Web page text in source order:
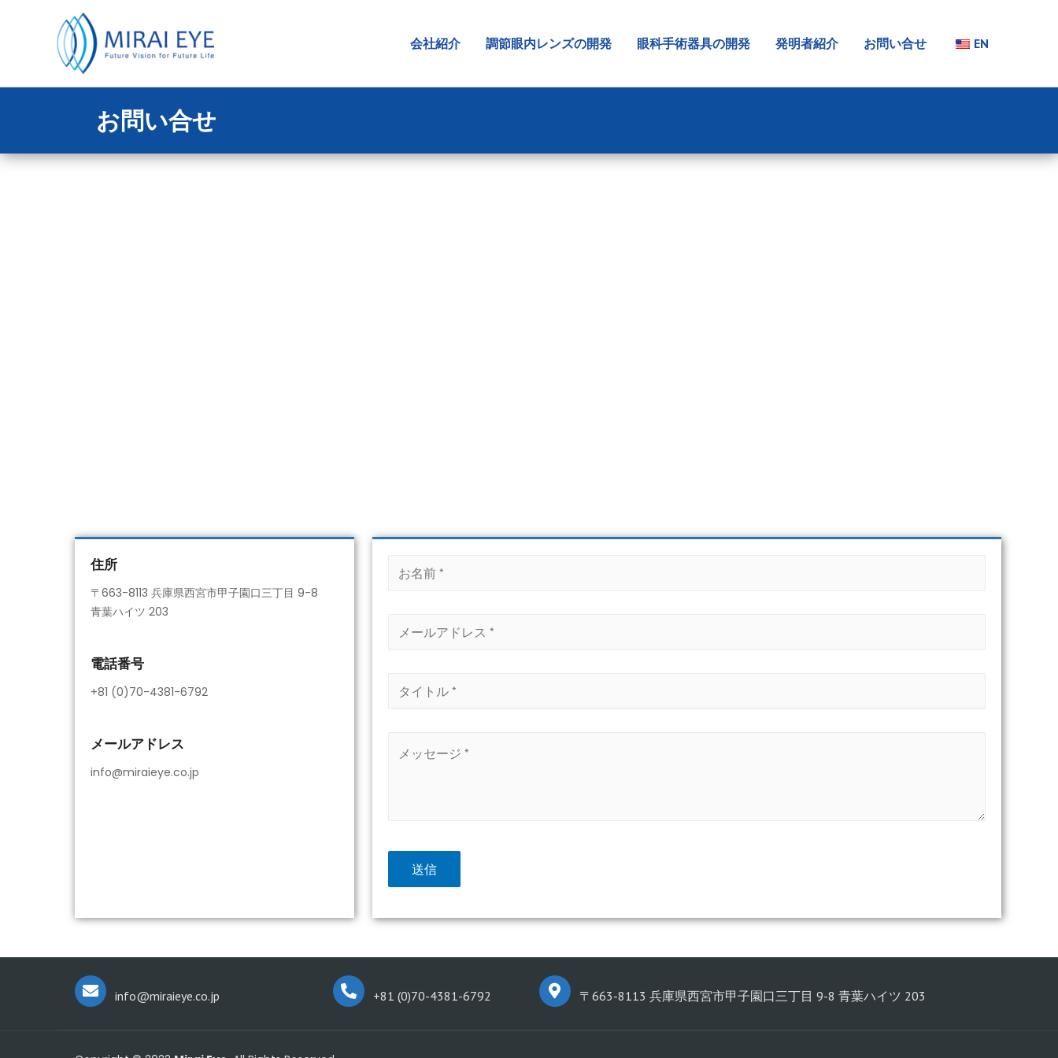
会社紹介 調節眼内レンズの開発 眼科手術器具の開発 発明者紹介 お問い合せ EN
お問い合せ
住所
〒663-8113 兵庫県西宮市甲子園口三丁目 9-8
青葉ハイツ 203
電話番号
+81 (0)70-4381-6792
メールアドレス
info@miraieye.co.jp
info@miraieye.co.jp +81 (0)70-4381-6792 〒663-8113 兵庫県西宮市甲子園口三丁目 9-8 青葉ハイツ 203